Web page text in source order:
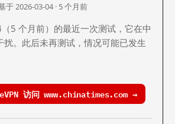
于 2026-03-04 · 5 个月前
5 个月前）的最近一次测试，它在中
扰。此后未再测试，情况可能已发生
访问 www.chinatimes.com →